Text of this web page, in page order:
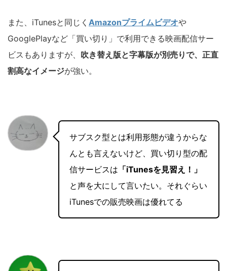
また、iTunesと同じく Amazonプライムビデオや
GooglePlayなど「買い切り」で利用できる映画配信サー
ビスもありますが、 吹き替え版と字幕版が別売りで、正直
割高なイメージが強い。
サブスク型とは利用形態が違うからな
んとも言えないけど、買い切り型の配
信サービスは 「iTunesを見習え！」
と声を大にして言いたい。それぐらい
iTunesでの販売映画は優れてる